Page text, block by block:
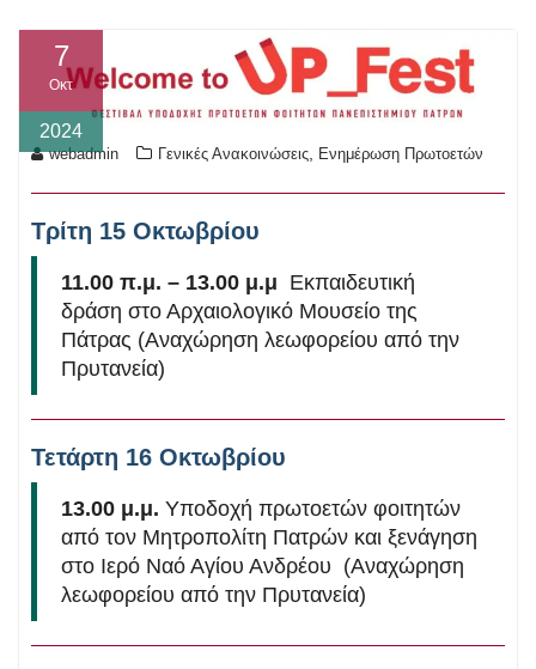
7
Οκτ
2024
webadmin Γενικές Ανακοινώσεις Ενημέρωση Πρωτοετών
Τρίτη 15 Οκτωβρίου
11.00 π.μ. – 13.00 μ.μ Εκπαιδευτική
δράση στο Αρχαιολογικό Μουσείο της
Πάτρας (Αναχώρηση λεωφορείου από την
Πρυτανεία)
Τετάρτη 16 Οκτωβρίου
13.00 μ.μ. Υποδοχή πρωτοετών φοιτητών
από τον Μητροπολίτη Πατρών και ξενάγηση
στο Ιερό Ναό Αγίου Ανδρέου (Αναχώρηση
λεωφορείου από την Πρυτανεία)